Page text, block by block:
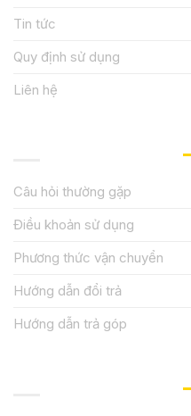
Tin tức
Quy định sử dụng
Liên hệ
Câu hỏi thường gặp
Điều khoản sử dụng
Phương thức vận chuyển
Hướng dẫn đổi trả
Hướng dẫn trả góp